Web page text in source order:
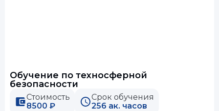
Обучение по техносферной
безопасности
Стоимость
8500 ₽
Срок обучения
256 ак. часов